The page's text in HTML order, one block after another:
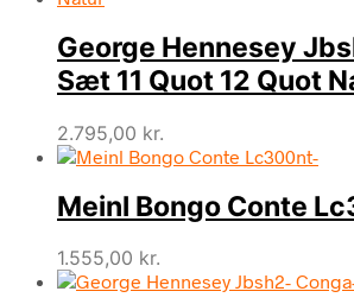
George Hennesey
Sæt 11 Quot 12 Quot
2.795,00 kr.
Meinl Bongo Conte
1.555,00 kr.